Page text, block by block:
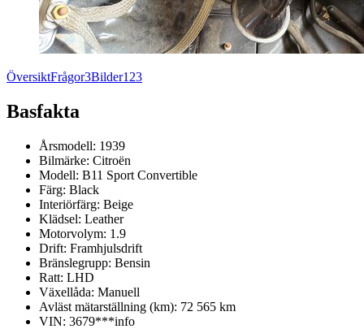
ÖversiktFrågor3Bilder123
Basfakta
Årsmodell: 1939
Bilmärke: Citroën
Modell: B11 Sport Convertible
Färg: Black
Interiörfärg: Beige
Klädsel: Leather
Motorvolym: 1.9
Drift: Framhjulsdrift
Bränslegrupp: Bensin
Ratt: LHD
Växellåda: Manuell
Avläst mätarställning (km): 72 565 km
VIN: 3679***info